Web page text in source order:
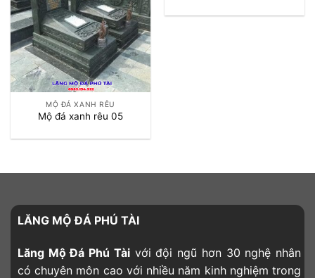
MỘ ĐÁ XANH RÊU
Mộ đá xanh rêu 05
LĂNG MỘ ĐÁ PHÚ TÀI
Lăng Mộ Đá Phú Tàivới đội ngũ hơn 30 nghệ nhân
có chuyên môn cao với nhiều năm kinh nghiệm trong